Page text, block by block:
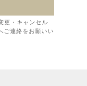
更・キャンセル
ご連絡をお願いい